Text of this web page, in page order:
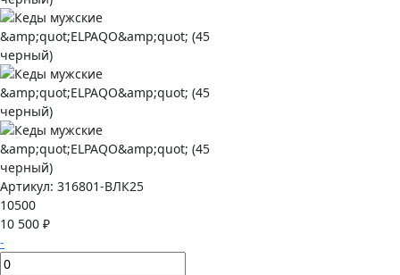
Артикул: 316801-ВЛК25
10500
10 500 ₽
-